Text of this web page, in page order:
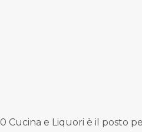
Cucina e Liquori è il posto